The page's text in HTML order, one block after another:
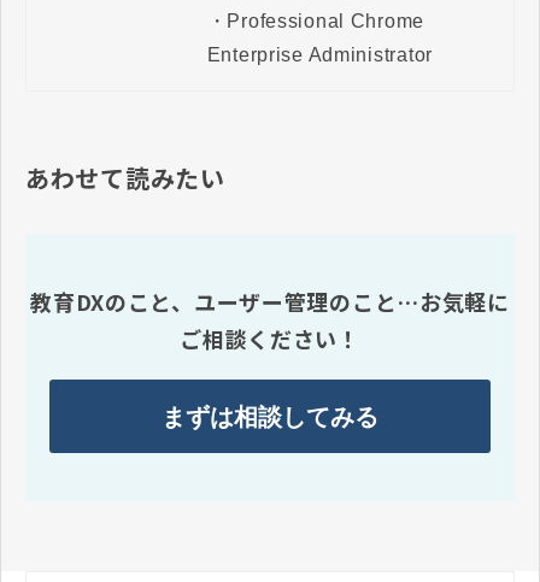
・Professional Chrome
Enterprise Administrator
あわせて読みたい
教育DXのこと、ユーザー管理のこと…お気軽に
ご相談ください！
まずは相談してみる